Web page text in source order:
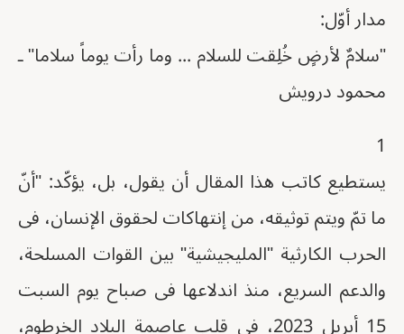
مدار أوّل:
"سلامٌ لأرضٍ خُلِقت للسلام ... وما رأت يوماً سلاما" ـ
محمود درويش
1
يستطيع كاتب هذا المقال أن يقول، بل، يؤكّد: "أنّ
ما تمّ ويتم توثيقه، من إنتهاكات لحقوق الإنسان، فى
الحرب الكارثية "المليجيشية" بين القوات المسلحة،
والدعم السريع، منذ اندلاعها فى صباح يوم السبت